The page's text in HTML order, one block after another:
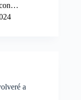
con…
a